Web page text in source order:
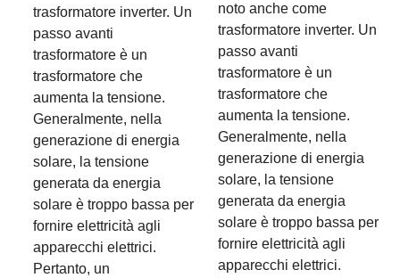
trasformatore inverter. Un
passo avanti
trasformatore è un
trasformatore che
aumenta la tensione.
Generalmente, nella
generazione di energia
solare, la tensione
generata da energia
solare è troppo bassa per
fornire elettricità agli
apparecchi elettrici.
Pertanto, un
noto anche come
trasformatore inverter. Un
passo avanti
trasformatore è un
trasformatore che
aumenta la tensione.
Generalmente, nella
generazione di energia
solare, la tensione
generata da energia
solare è troppo bassa per
fornire elettricità agli
apparecchi elettrici.